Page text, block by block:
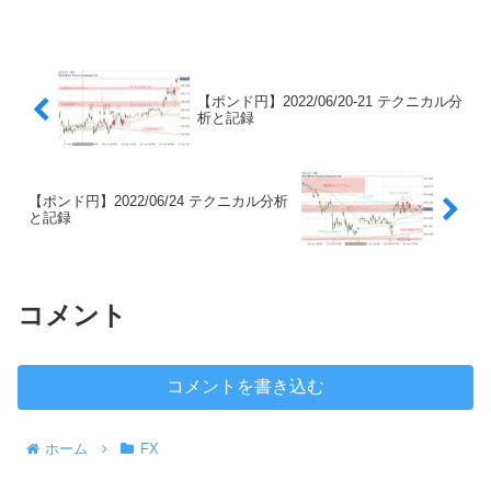
【ポンド円】2022/06/20-21 テクニカル分
析と記録
【ポンド円】2022/06/24 テクニカル分析
と記録
コメント
コメントを書き込む
ホーム FX